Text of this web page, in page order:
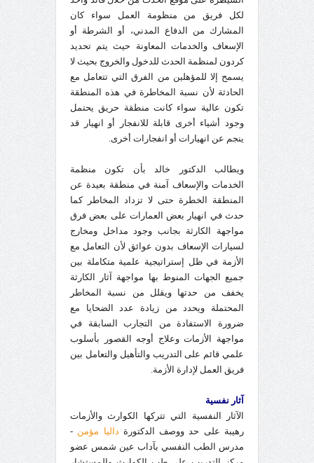
لكل فريق من منظومة العمل سواء كان
المشارك من الدفاع المدني، أو الشرطة أو
الإسعاف والخدمات المعاونة حيث يتم تحديد
كردون لمنظمة الحدث للدخول والخروج بحيث لا
يسمح إلا للمؤهلين من الفرق التي تتعامل مع
الحادثة لأن نسبة المخاطرة في هذه المنطقة
تكون عالية سواء كانت منطقة حريق يحتمل
وجود أشياء أخرى قابلة للانفجار أو انهيار قد
ينجم عن انهيارات أو انفجارات أخرى.
ويطالب الدكتور خالد بأن تكون منظمة
الخدمات والإسعاف آمنة في منطقة بعيدة عن
المنطقة الخطرة حتى لا تزداد المخاطر كما
حدث في انهيار بعض العمارات على بعض فرق
مواجهة الكارثة بجانب وجود مداخل ومخارج
لسيارات الإسعاف بدون عوائق لأن التعامل مع
الأزمة في ظل إستراتيجية علمية متكاملة بين
جميع الجهات المنوط بها مواجهة آثار الكارثة
يخفف من حدتها ويقلل من نسبة المخاطر
المحتملة ويحدد من زيادة عدد الضحايا مع
ضرورة الاستفادة من التجارب السابقة في
مواجهة الأزمات وعلاج أوجه القصور بأسلوب
علمي قائم على التدريب والتأهيل والتعامل بين
فريق العمل لإدارة الأزمة.
آثار نفسية
الآثار النفسية التي تتركها الكوارث والأزمات
رهيبة على حد ووصف الدكتورة داليا مؤمن -
مدرس الطب النفسي بآداب عين شمس عضو